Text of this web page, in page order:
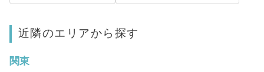
近隣のエリアから探す
関東